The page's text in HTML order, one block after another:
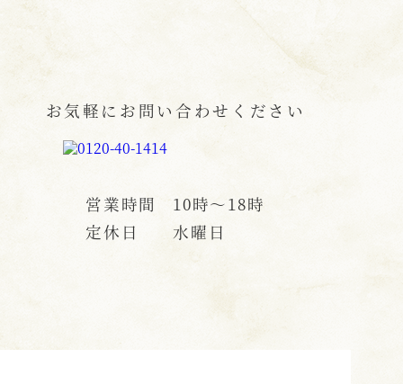
お気軽にお問い合わせください
営業時間
10時〜18時
定休日
水曜日